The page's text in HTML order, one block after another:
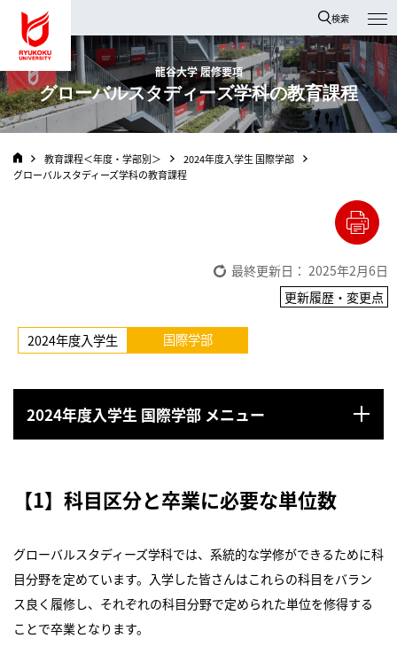
検索
龍谷大学 履修要項
グローバルスタディーズ学科の教育課程
教育課程＜年度・学部別＞
2024年度入学生 国際学部
グローバルスタディーズ学科の教育課程
最終更新日： 2025年2月6日
更新履歴・変更点
2024年度入学生 国際学部
2024年度入学生 国際学部 メニュー
【1】科目区分と卒業に必要な単位数
グローバルスタディーズ学科では、系統的な学修ができるために科
目分野を定めています。入学した皆さんはこれらの科目をバラン
ス良く履修し、それぞれの科目分野で定められた単位を修得する
ことで卒業となります。